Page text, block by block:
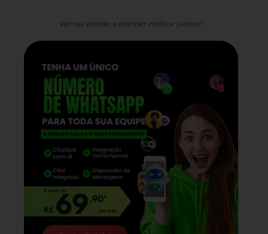
Vamos vender e atender melhor juntos?